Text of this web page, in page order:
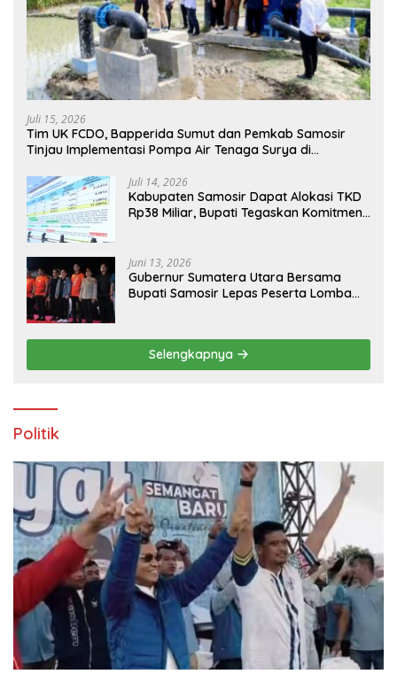
Juli 15, 2026
Tim UK FCDO, Bapperida Sumut dan Pemkab Samosir
Tinjau Implementasi Pompa Air Tenaga Surya di
Juli 14, 2026
Kabupaten Samosir Dapat Alokasi TKD
Rp38 Miliar, Bupati Tegaskan Komitmen
Juni 13, 2026
Gubernur Sumatera Utara Bersama
Bupati Samosir Lepas Peserta Lomba
Selengkapnya
Politik